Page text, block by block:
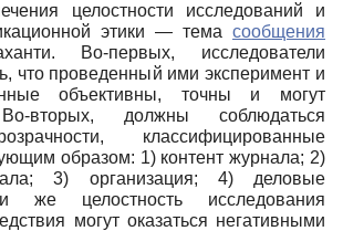
целостности исследований и
этики ― тема сообщения
Во-первых, исследователи
что проведенный ими эксперимент и
объективны, точны и могут
Во-вторых, должны соблюдаться
классифицированные
образом: 1) контент журнала; 2)
3) организация; 4) деловые
же целостность исследования
могут оказаться негативными